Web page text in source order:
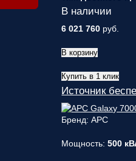
В наличии
6 021 760 руб.
В корзину
Купить в 1 клик
Источник
Бренд: APC
Мощность:500